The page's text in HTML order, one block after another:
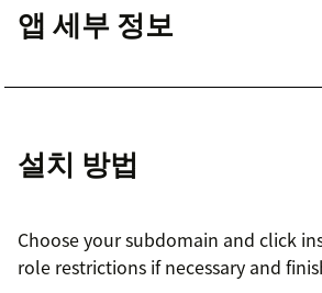
앱 세부 정보
설치 방법
Choose your subdomain and click
role restrictions if necessary and